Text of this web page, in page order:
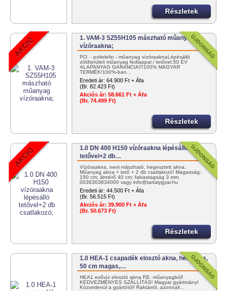
Részletek
1. VAM-3 SZ55H105 mászható műanyag
vízóraakna;
PO. - poliolefin - műanyag vízóraaknaLépésálló
zöldterületi műanyag fedlappal / tetővel.50 ÉV
ALAPANYAG GARANCIA!!!100% MAGYAR
TERMÉK!100%-ban…
Eredeti ár: 64.900 Ft + Áfa
(Br. 82.423 Ft)
Akciós ár: 58.661 Ft + Áfa
(Br. 74.499 Ft)
Részletek
1.0 DN 400 H150 vízóraakna lépésálló
tetővel+2 db…
Vízóraakna, nem mászható, hegesztett akna.
Műanyag akna + tető + 2 db csatlakozó! Magasság:
150 cm; átmérő 40 cm; falvastagság 3 mm.
0036303834000 vagy info@tartalygyar.hu
Eredeti ár: 44.500 Ft + Áfa
(Br. 56.515 Ft)
Akciós ár: 39.900 Ft + Áfa
(Br. 50.673 Ft)
Részletek
1.0 HEA-1 csapadék elosztó akna, hengeres,
50 cm magas,…
HEA1 esővíz elosztó akna PE. műanyagból!
KEDVEZMÉNYES SZÁLLÍTÁS! Magyar gyártmány!
Közvetlenül a gyártótól! Raktárról, azonnali…